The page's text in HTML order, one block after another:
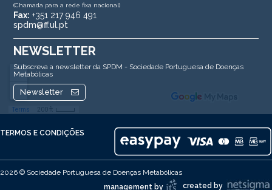
(Chamada para a rede fixa nacional)
Fax: +351 217 946 491
spdm@ff.ul.pt
NEWSLETTER
Subscreva a newsletter da SPDM - Sociedade Portuguesa de Doenças
Metabólicas
Newsletter
TERMOS E CONDIÇÕES
2026 © Sociedade Portuguesa de Doenças Metabólicas
created by
management by